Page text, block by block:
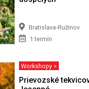
Bratislava-Ružinov
1 termín
Workshopy >
Prievozské